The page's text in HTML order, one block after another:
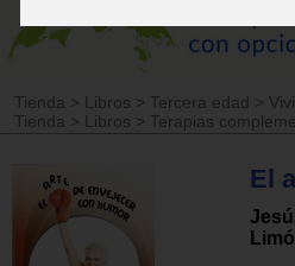
Tienda > Libros > Tercera edad >
Tienda
> Libros > Terapias
El